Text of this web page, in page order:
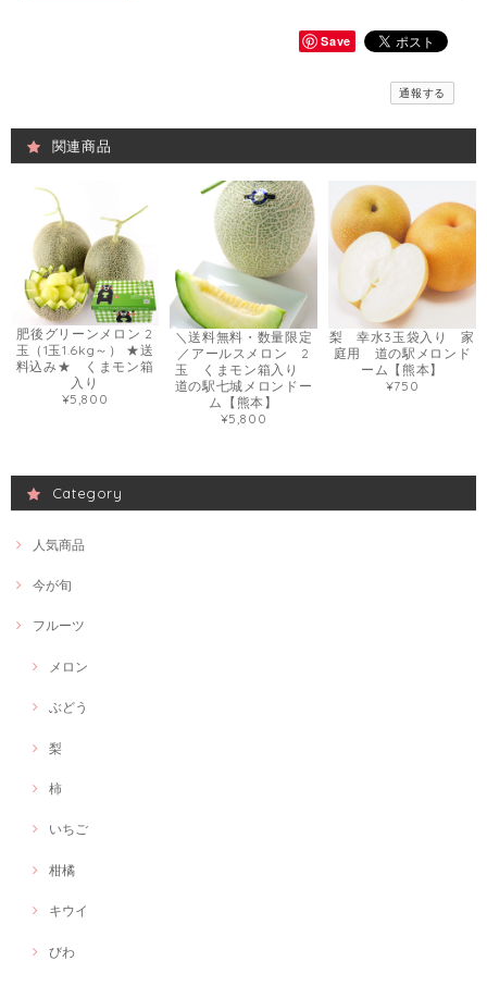
Save
通報する
関連商品
肥後グリーンメロン 2
玉（1玉1.6kg～） ★送
料込み★ くまモン箱
入り
¥5,800
＼送料無料・数量限定
／アールスメロン 2
玉 くまモン箱入り
道の駅七城メロンドー
ム【熊本】
¥5,800
梨 幸水3玉袋入り 家
庭用 道の駅メロンド
ーム【熊本】
¥750
Category
人気商品
今が旬
フルーツ
メロン
ぶどう
梨
柿
いちご
柑橘
キウイ
びわ